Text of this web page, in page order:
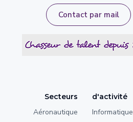
Contact par mail
Secteurs
Aéronautique
d'activité
Informatique